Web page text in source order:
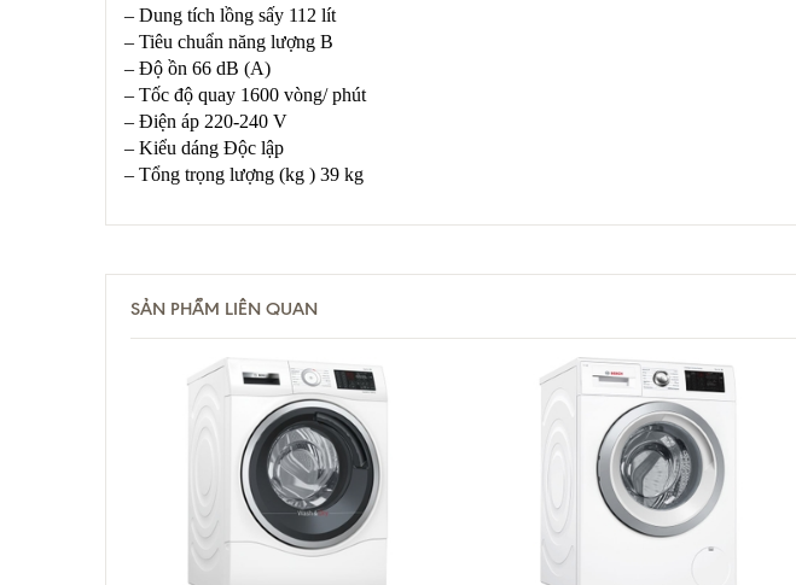
– Dung tích lồng sấy 112 lít
– Tiêu chuẩn năng lượng B
– Độ ồn 66 dB (A)
– Tốc độ quay 1600 vòng/ phút
– Điện áp 220-240 V
– Kiểu dáng Độc lập
– Tổng trọng lượng (kg ) 39 kg
SẢN PHẨM LIÊN QUAN